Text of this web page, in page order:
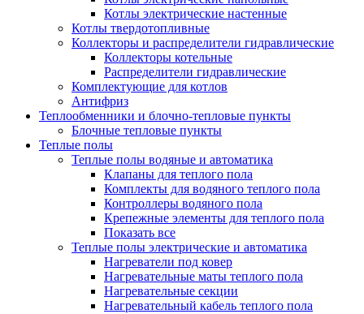
Котлы электрические настенные
Котлы твердотопливные
Коллекторы и распределители гидравлические
Коллекторы котельные
Распределители гидравлические
Комплектующие для котлов
Антифриз
Теплообменники и блочно-тепловые пункты
Блочные тепловые пункты
Теплые полы
Теплые полы водяные и автоматика
Клапаны для теплого пола
Комплекты для водяного теплого пола
Контроллеры водяного пола
Крепежные элементы для теплого пола
Показать все
Теплые полы электрические и автоматика
Нагреватели под ковер
Нагревательные маты теплого пола
Нагревательные секции
Нагревательный кабель теплого пола